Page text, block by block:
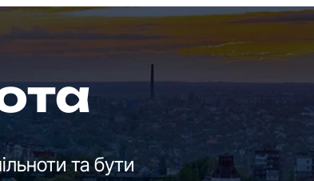
та бути